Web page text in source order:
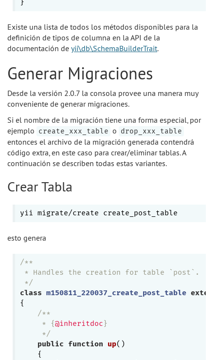
Existe una lista de todos los métodos disponibles para la
definición de tipos de columna en la API de la
documentación de yii\db\SchemaBuilderTrait.
Generar Migraciones
Desde la versión 2.0.7 la consola provee una manera muy
conveniente de generar migraciones.
Si el nombre de la migración tiene una forma especial, por
ejemplo create_xxx_table o drop_xxx_table
entonces el archivo de la migración generada contendrá
código extra, en este caso para crear/eliminar tablas. A
continuación se describen todas estas variantes.
Crear Tabla
esto genera
/**
* Handles the creation for table `post`.
*/
class m150811_220037_create_post_table
{
/**
     * {
@inheritdoc}
     */
public
function up()
{